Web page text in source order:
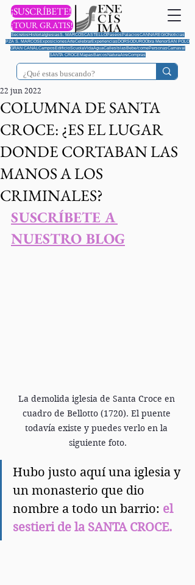
¡SUSCRÍBETE!
¡TOUR GRATIS!
SecretosHistoriaIglesiasS. MARCOSCASTELLOPaseosPalaciosCANNAREGIONoticias
PZA S. MARCOSExposicionesArteCelebrarExperienciasDORSODUROObra MenorSAN POLO
GRAN CANAL CamposEdificioScuolaVidaAguaCallesIslasBebe/comePersonasCarnaval
SANTA CROCEMapasBarcosNaturaAireCompras
COLUMNA DE SANTA
CROCE: ¿ES EL LUGAR
DONDE CORTABAN LAS
MANOS A LOS
CRIMINALES?
22 jun 2022
SUSCRÍBETE A
NUESTRO BLOG
La demolida iglesia de Santa Croce en
cuadro de Bellotto (1720). El puente
todavía existe y puedes verlo en la
siguiente foto.
Hubo justo aquí una iglesia y
un monasterio que dio
nombre a todo un barrio: el
sestieri de la SANTA CROCE.